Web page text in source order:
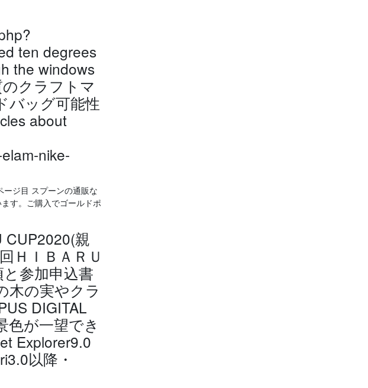
ten degrees
the windows
クラフトマ
バッグ可能性
about
nike-
ジ目 スプーンの通販な
す。ご購入でゴールドポ
親
ＨＩＢＡＲＵ
参加申込書
木の実やクラ
DIGITAL
色が一望でき
Explorer9.0
以降・